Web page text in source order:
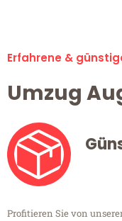
Erfahrene &
Umzug
Profitieren Sie von